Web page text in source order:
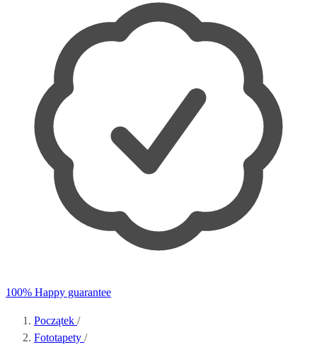
100% Happy guarantee
Początek /
Fototapety /